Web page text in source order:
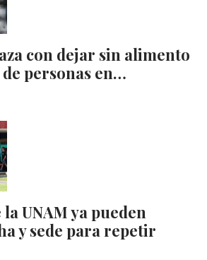
con dejar sin alimento
personas en…
UNAM ya pueden
y sede para repetir